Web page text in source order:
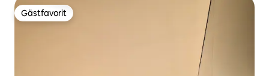
Gästfavorit
Gästfavorit